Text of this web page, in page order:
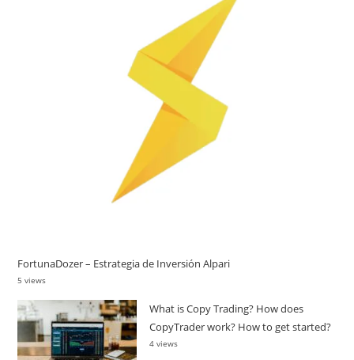
FortunaDozer – Estrategia de Inversión Alpari
5 views
What is Copy Trading? How does
CopyTrader work? How to get started?
4 views